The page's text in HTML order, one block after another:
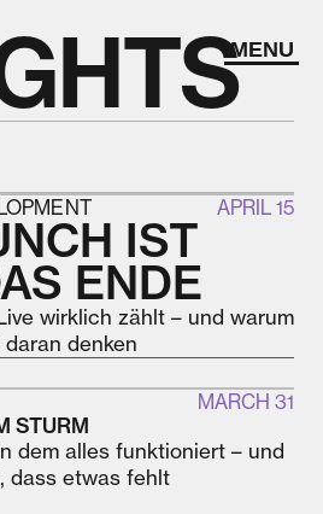
MENU
UNFILTERED
BRAND BUILDING
APRIL 15
IST
ENDE
wirklich zählt – und warum
denken
MARCH 31
STURM
dem alles funktioniert – und
dass etwas fehlt